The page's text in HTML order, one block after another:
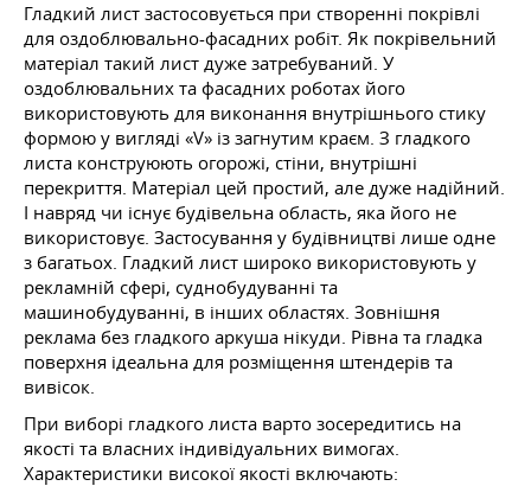
Гладкий лист застосовується при створенні покрівлі
для оздоблювально-фасадних робіт. Як покрівельний
матеріал такий лист дуже затребуваний. У
оздоблювальних та фасадних роботах його
використовують для виконання внутрішнього стику
формою у вигляді «V» із загнутим краєм. З гладкого
листа конструюють огорожі, стіни, внутрішні
перекриття. Матеріал цей простий, але дуже надійний.
І навряд чи існує будівельна область, яка його не
використовує. Застосування у будівництві лише одне
з багатьох. Гладкий лист широко використовують у
рекламній сфері, суднобудуванні та
машинобудуванні, в інших областях. Зовнішня
реклама без гладкого аркуша нікуди. Рівна та гладка
поверхня ідеальна для розміщення штендерів та
вивісок.
При виборі гладкого листа варто зосередитись на
якості та власних індивідуальних вимогах.
Характеристики високої якості включають: